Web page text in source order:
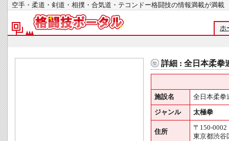
空手・柔道・剣道・相撲・合気道・テコンドー格闘技の情報満載が
ホ
詳細 : 全日本柔拳
施設名 全日本柔拳
ジャンル 太極拳
住所
〒150-0002
東京都渋谷